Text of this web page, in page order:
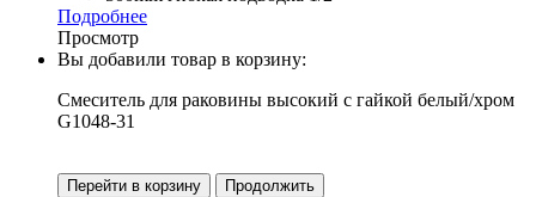
Подробнее
Просмотр
Вы добавили товар в корзину:
Смеситель для раковины высокий с гайкой белый/хром
G1048-31
Перейти в корзину Продолжить